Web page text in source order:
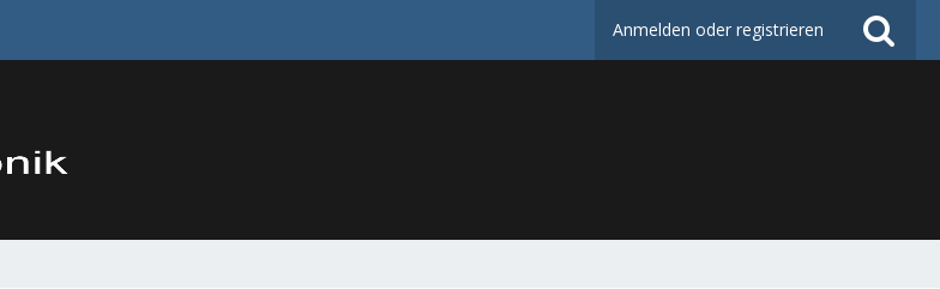
Anmelden oder registrieren